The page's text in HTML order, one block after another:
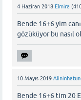
4 Haziran 2018 Elmira (
Bende 16+6 yim
gözüküyor bu nasıl
10 Mayıs 2019
Bende 16+6 tim 20